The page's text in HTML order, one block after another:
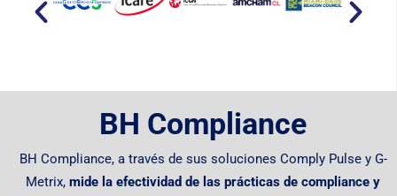
BH Compliance
BH Compliance, a través de sus soluciones Comply Pulse y G-
Metrix, mide la efectividad de las prácticas de compliance y